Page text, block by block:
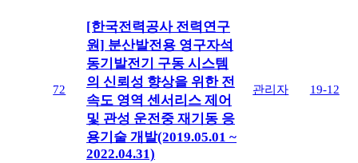
72
[한국전력공사 전력연구
원] 분산발전용 영구자석
동기발전기 구동 시스템
의 신뢰성 향상을 위한 전
속도 영역 센서리스 제어
및 관성 운전중 재기동 응
용기술 개발(2019.05.01 ~
2022.04.31)
관리자 19-12